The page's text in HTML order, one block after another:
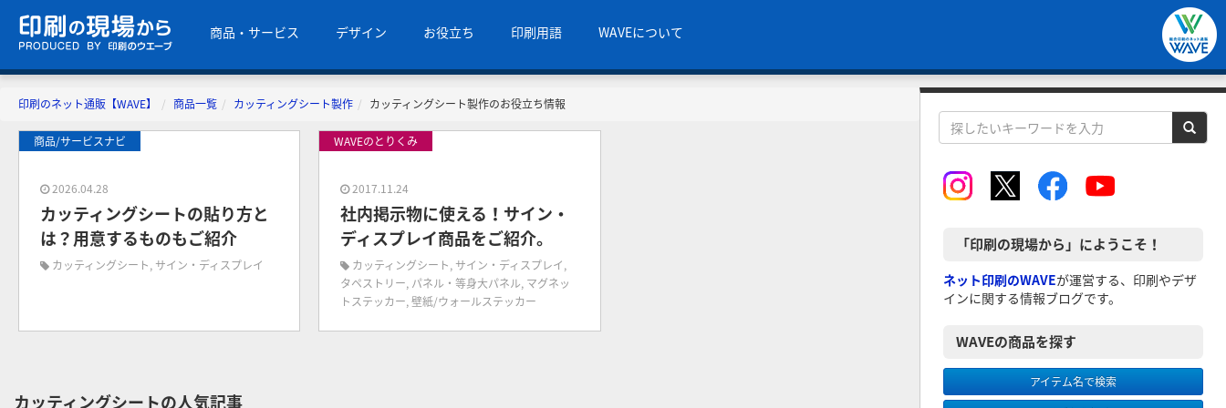
商品・サービス デザイン お役立ち 印刷用語 WAVEについて
印刷のネット通販【WAVE】 商品一覧 カッティングシート製作 カッティングシート製作のお役立ち情報
商品/サービスナビ
2026.04.28
カッティングシートの貼り方と
は？用意するものもご紹介
カッティングシート, サイン・ディスプレイ
WAVEのとりくみ
2017.11.24
社内掲示物に使える！サイン・
ディスプレイ商品をご紹介。
カッティングシート, サイン・ディスプレイ,
タペストリー, パネル・等身大パネル, マグネッ
トステッカー,壁紙/ウォールステッカー
カッティングシートの人気記事
「印刷の現場から」にようこそ！
ネット印刷のWAVEが運営する、印刷やデザ
インに関する情報ブログです。
WAVEの商品を探す
アイテム名で検索